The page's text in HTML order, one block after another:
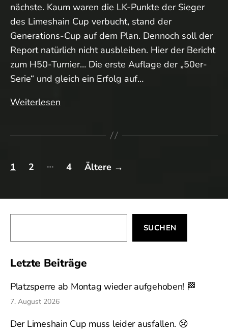
nächste. Kaum waren die LK-Punkte der Sieger
des Limeshain Cup verbucht, stand der
Generations-Cup auf dem Plan. Dennoch soll der
Report natürlich nicht ausbleiben. Hier der Bericht
zum H50-Turnier… Die erste Auflage der „50er-
Serie“ und gleich ein Erfolg auf…
Weiterlesen
Seitennummerierung
Beiträge
1 2 … 4 Ältere →
SUCHEN
Letzte Beiträge
Platzsperre ab Montag wieder aufgehoben! 🏁
7. August 2026
Der Limeshain Cup muss leider ausfallen. 😢